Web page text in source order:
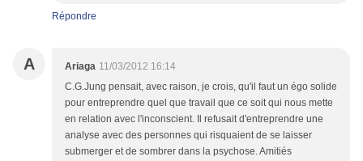
Répondre
A Ariaga 11/03/2012 16:14
C.G.Jung pensait, avec raison, je crois, qu'il faut un égo solide
pour entreprendre quel que travail que ce soit qui nous mette
en relation avec l'inconscient. Il refusait d'entreprendre une
analyse avec des personnes qui risquaient de se laisser
submerger et de sombrer dans la psychose. Amitiés